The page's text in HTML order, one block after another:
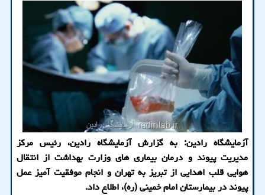
آزمایشگاه رادین: به گزارش آزمایشگاه رادین، رئیس مرکز
مدیریت پیوند و درمان بیماری های وزارت بهداشت از انتقال
هوایی قلب اهدایی از تبریز به تهران و انجام موفقیت آمیز عمل
پیوند در بیمارستان امام خمینی (ره)، اطلاع داد.